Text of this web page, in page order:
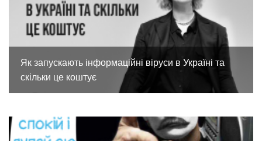
Як запускають інформаційні віруси в Україні та
скільки це коштує